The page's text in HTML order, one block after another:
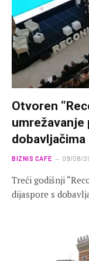
Otvoren
umrežavanje
dobavljačima
BIZNIS CAFE 09/08/
Treći godišnji
dijaspore s